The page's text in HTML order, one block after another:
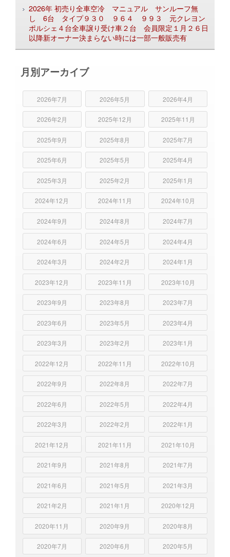
2026年 初売り全車空冷 マニュアル サンルーフ無
し 6台 タイプ９３０ ９６４ ９９３ 元クレヨン
ポルシェ４台全車譲り受け車２台 会員限定１月２６日
以降新オーナー決まらない時には一部一般販売有
月別アーカイブ
2026年7月 2026年5月 2026年4月
2026年2月 2025年12月 2025年11月
2025年9月 2025年8月 2025年7月
2025年6月 2025年5月 2025年4月
2025年3月 2025年2月 2025年1月
2024年12月 2024年11月 2024年10月
2024年9月 2024年8月 2024年7月
2024年6月 2024年5月 2024年4月
2024年3月 2024年2月 2024年1月
2023年12月 2023年11月 2023年10月
2023年9月 2023年8月 2023年7月
2023年6月 2023年5月 2023年4月
2023年3月 2023年2月 2023年1月
2022年12月 2022年11月 2022年10月
2022年9月 2022年8月 2022年7月
2022年6月 2022年5月 2022年4月
2022年3月 2022年2月 2022年1月
2021年12月 2021年11月 2021年10月
2021年9月 2021年8月 2021年7月
2021年6月 2021年5月 2021年3月
2021年2月 2021年1月 2020年12月
2020年11月 2020年9月 2020年8月
2020年7月 2020年6月 2020年5月